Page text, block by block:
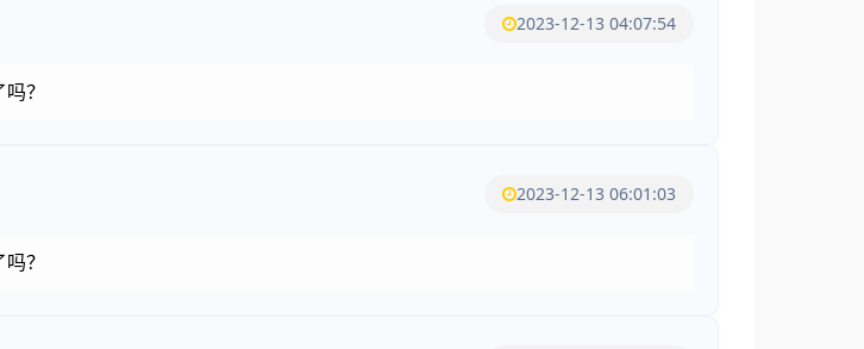
2023-12-13 04:07:54
？
2023-12-13 06:01:03
？